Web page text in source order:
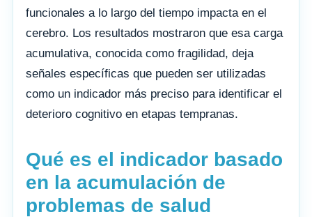
funcionales a lo largo del tiempo impacta en el
cerebro. Los resultados mostraron que esa carga
acumulativa, conocida como fragilidad, deja
señales específicas que pueden ser utilizadas
como un indicador más preciso para identificar el
deterioro cognitivo en etapas tempranas.
Qué es el indicador basado
en la acumulación de
problemas de salud